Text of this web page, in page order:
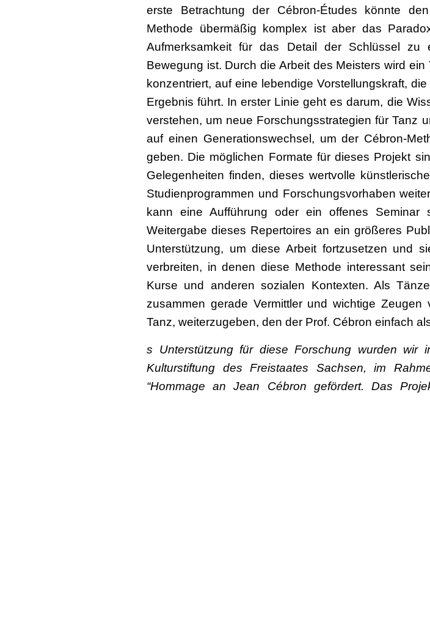
erste Betrachtung der Cébron-Études könnte
Methode übermäßig komplex ist aber das
Aufmerksamkeit für das Detail der Schlüssel zu
Bewegung ist. Durch die Arbeit des Meisters wird
konzentriert, auf eine lebendige Vorstellungskraft,
Ergebnis führt. In erster Linie geht es darum, die
verstehen, um neue Forschungsstrategien für Tanz
auf einen Generationswechsel, um der Cébron-
geben. Die möglichen Formate für dieses Projekt
Gelegenheiten finden, dieses wertvolle
Studienprogrammen und Forschungsvorhaben
kann eine Aufführung oder ein offenes
Weitergabe dieses Repertoires an ein größeres
Unterstützung, um diese Arbeit fortzusetzen und
verbreiten, in denen diese Methode interessant
Kurse und anderen sozialen Kontexten. Als
zusammen gerade Vermittler und wichtige
Tanz, weiterzugeben, den der Prof. Cébron einfach
s Unterstützung für diese Forschung wurden wir
Kulturstiftung des Freistaates Sachsen, im
“Hommage an Jean Cébron gefördert. Das